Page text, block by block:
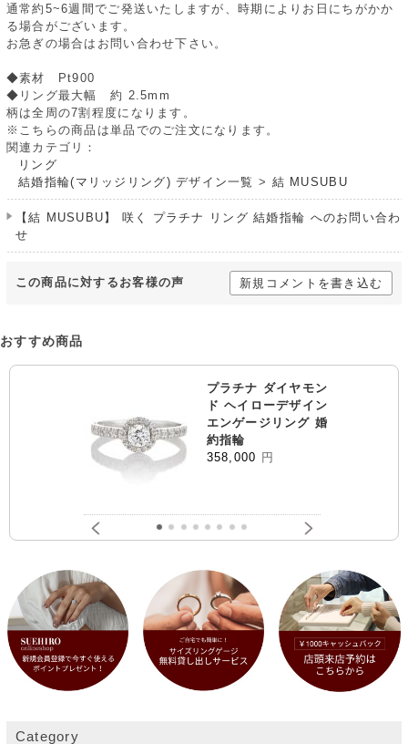
通常約5~6週間でご発送いたしますが、時期によりお日にちがかか
る場合がございます。
お急ぎの場合はお問い合わせ下さい。
◆素材 Pt900
◆リング最大幅 約 2.5mm
柄は全周の7割程度になります。
※こちらの商品は単品でのご注文になります。
関連カテゴリ：
リング
結婚指輪(マリッジリング) デザイン一覧 > 結 MUSUBU
【結 MUSUBU】 咲く プラチナ リング 結婚指輪 へのお問い合わ
せ
この商品に対するお客様の声 新規コメントを書き込む
おすすめ商品
プラチナ ダイヤモン
ド ヘイローデザイン
エンゲージリング 婚
約指輪
358,000 円
Category